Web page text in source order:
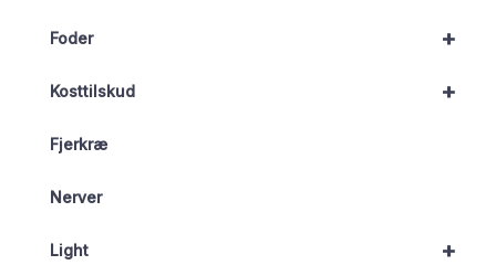
+
Foder
+
Kosttilskud
Fjerkræ
Nerver
+
Light